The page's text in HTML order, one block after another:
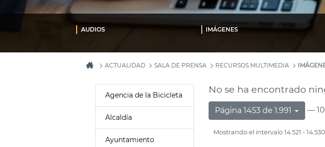
AUDIOS IMÁGENES
ACTUALIDAD SALA DE PRENSA RECURSOS MULTIMEDIA
Agencia de la Bicicleta
Alcaldía
Ayuntamiento
No se ha encontrado
Página 1453 de 1.991 —
Mostrando el intervalo 14.521 -